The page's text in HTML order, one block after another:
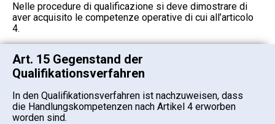
Nelle procedure di qualificazione si deve dimostrare di
aver acquisito le competenze operative di cui all’articolo
4.
Art. 15 Gegenstand der
Qualifikationsverfahren
In den Qualifikationsverfahren ist nachzuweisen, dass
die Handlungskompetenzen nach Artikel 4 erworben
worden sind.